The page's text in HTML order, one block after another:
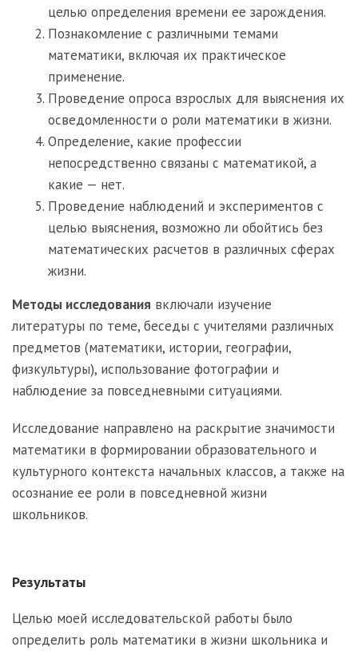
целью определения времени ее зарождения.
Познакомление с различными темами
математики, включая их практическое
применение.
Проведение опроса взрослых для выяснения их
осведомленности о роли математики в жизни.
Определение, какие профессии
непосредственно связаны с математикой, а
какие — нет.
Проведение наблюдений и экспериментов с
целью выяснения, возможно ли обойтись без
математических расчетов в различных сферах
жизни.
Методы исследования включали изучение
литературы по теме, беседы с учителями различных
предметов (математики, истории, географии,
физкультуры), использование фотографии и
наблюдение за повседневными ситуациями.
Исследование направлено на раскрытие значимости
математики в формировании образовательного и
культурного контекста начальных классов, а также на
осознание ее роли в повседневной жизни
школьников.
Результаты
Целью моей исследовательской работы было
определить роль математики в жизни школьника и